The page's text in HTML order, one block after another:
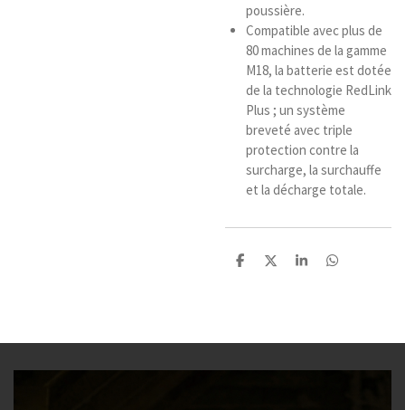
poussière.
Compatible avec plus de
80 machines de la gamme
M18, la batterie est dotée
de la technologie RedLink
Plus ; un système
breveté avec triple
protection contre la
surcharge, la surchauffe
et la décharge totale.
P
e
P
e
P
e
P
e